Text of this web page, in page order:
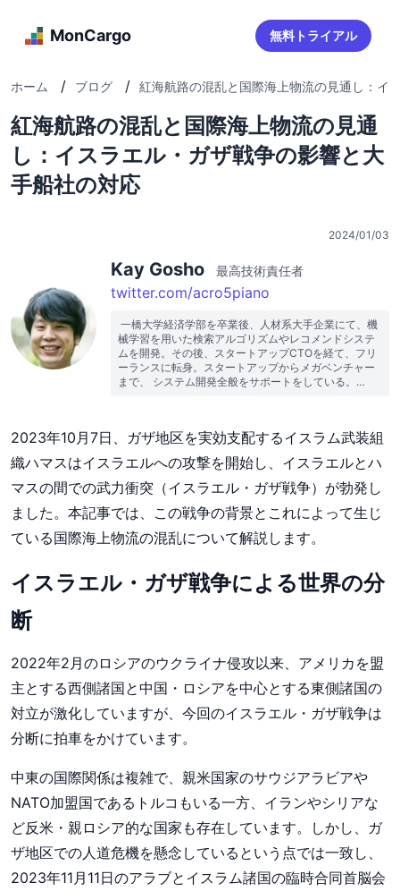
MonCargo 無料トライアル
ホーム / ブログ / 紅海航路の混乱と国際海上物流の見通し：イ...
紅海航路の混乱と国際海上物流の見通
し：イスラエル・ガザ戦争の影響と大
手船社の対応
2024/01/03
Kay Gosho 最高技術責任者
twitter.com/acro5piano
一橋大学経済学部を卒業後、人材系大手企業にて、機
械学習を用いた検索アルゴリズムやレコメンドシステ
ムを開発。その後、スタートアップCTOを経て、フリ
ーランスに転身。スタートアップからメガベンチャー
まで、 システム開発全般をサポートをしている。
2023年10月7日、ガザ地区を実効支配するイスラム武装組
織ハマスはイスラエルへの攻撃を開始し、イスラエルとハ
マスの間での武力衝突（イスラエル・ガザ戦争）が勃発し
ました。本記事では、この戦争の背景とこれによって生じ
ている国際海上物流の混乱について解説します。
イスラエル・ガザ戦争による世界の分
断
2022年2月のロシアのウクライナ侵攻以来、アメリカを盟
主とする西側諸国と中国・ロシアを中心とする東側諸国の
対立が激化していますが、今回のイスラエル・ガザ戦争は
分断に拍車をかけています。
中東の国際関係は複雑で、親米国家のサウジアラビアや
NATO加盟国であるトルコもいる一方、イランやシリアな
ど反米・親ロシア的な国家も存在しています。しかし、ガ
ザ地区での人道危機を懸念しているという点では一致し、
2023年11月11日のアラブとイスラム諸国の臨時合同首脳会